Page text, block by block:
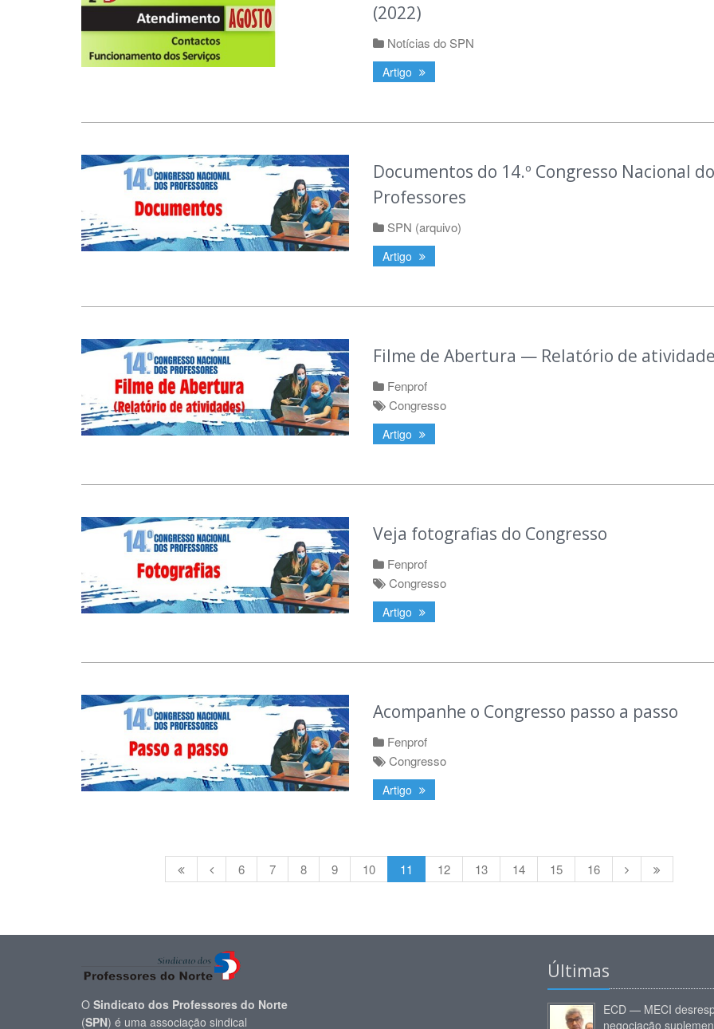
(2022)
Notícias do SPN
Artigo
Documentos do 14.º Congresso Nacional
Professores
SPN (arquivo)
Artigo
Filme de Abertura — Relatório de
Fenprof
Congresso
Artigo
Veja fotografias do Congresso
Fenprof
Congresso
Artigo
Acompanhe o Congresso passo a passo
Fenprof
Congresso
Artigo
6 7 8 9 10 11 12 13 14 15 16
O Sindicato dos Professores do Norte
(SPN) é uma associação sindical
Últimas
ECD — MECI
negociação